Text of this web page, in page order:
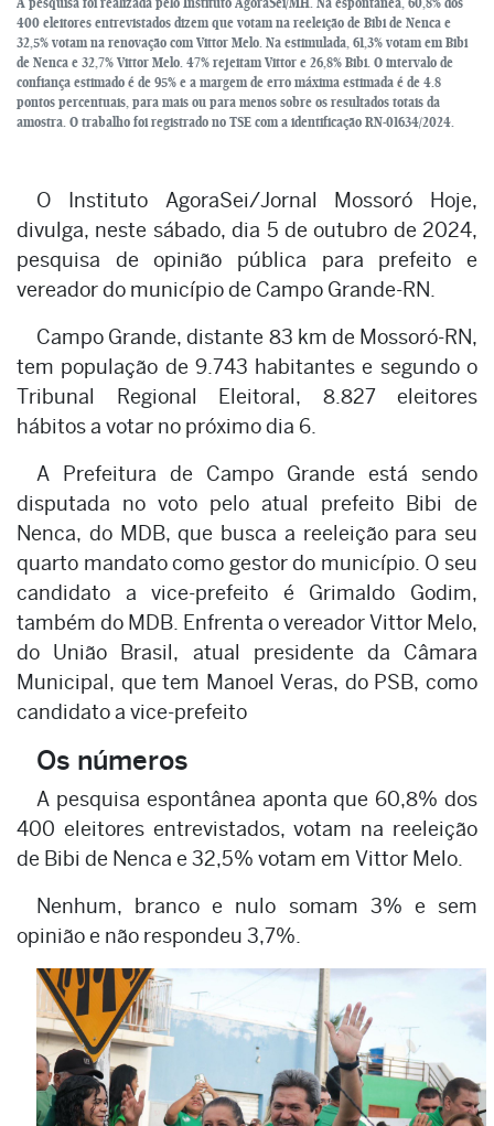
400 eleitores entrevistados dizem que votam na reeleição de Bibi de Nenca e
32,5% votam na renovação com Vittor Melo. Na estimulada, 61,3% votam em Bibi
de Nenca e 32,7% Vittor Melo. 47% rejeitam Vittor e 26,8% Bibi. O intervalo de
confiança estimado é de 95% e a margem de erro máxima estimada é de 4.8
pontos percentuais, para mais ou para menos sobre os resultados totais da
amostra. O trabalho foi registrado no TSE com a identificação RN-01634/2024.
O Instituto AgoraSei/Jornal Mossoró Hoje,
divulga, neste sábado, dia 5 de outubro de 2024,
pesquisa de opinião pública para prefeito e
vereador do município de Campo Grande-RN.
Campo Grande, distante 83 km de Mossoró-RN,
tem população de 9.743 habitantes e segundo o
Tribunal Regional Eleitoral, 8.827 eleitores
hábitos a votar no próximo dia 6.
A Prefeitura de Campo Grande está sendo
disputada no voto pelo atual prefeito Bibi de
Nenca, do MDB, que busca a reeleição para seu
quarto mandato como gestor do município. O seu
candidato a vice-prefeito é Grimaldo Godim,
também do MDB. Enfrenta o vereador Vittor Melo,
do União Brasil, atual presidente da Câmara
Municipal, que tem Manoel Veras, do PSB, como
candidato a vice-prefeito
Os números
A pesquisa espontânea aponta que 60,8% dos
400 eleitores entrevistados, votam na reeleição
de Bibi de Nenca e 32,5% votam em Vittor Melo.
Nenhum, branco e nulo somam 3% e sem
opinião e não respondeu 3,7%.